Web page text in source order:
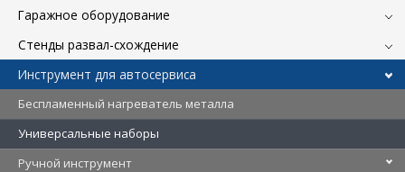
Гаражное оборудование
Стенды развал-схождение
Инструмент для автосервиса
Беспламенный нагреватель металла
Универсальные наборы
Ручной инструмент